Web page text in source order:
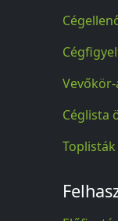
Céglista
Toplisták